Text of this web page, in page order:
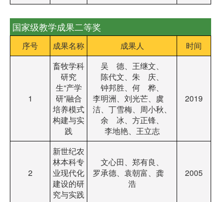
国家级教学成果二等奖
序号 成果名称 成果人 时间
1
畜牧学科
研究
生“产学
研”融合
培养模式
构建与实
践
吴 德、王继文、
陈代文、朱 庆、
钟邦胜、何 桦、
李明洲、刘光芒、虞
洁、丁雪梅、周小秋、
余 冰、方正锋、
李地艳、王立志
2019
2
新世纪农
林本科专
业现代化
建设的研
究与实践
文心田、郑有良、
罗承德、袁朝富、龚
浩
2005